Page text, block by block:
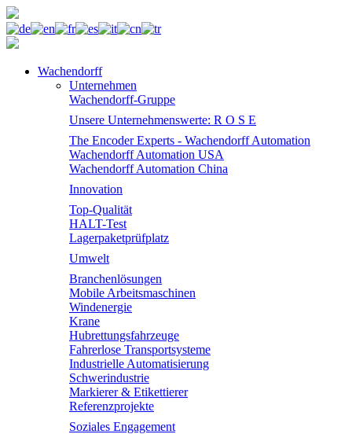
Wachendorff
Unternehmen
Wachendorff-Gruppe
Unsere Unternehmenswerte: R O S E
The Encoder Experts - Wachendorff Automation
Wachendorff Automation USA
Wachendorff Automation China
Innovation
Top-Qualität
HALT-Test
Lagerpaketprüfplatz
Umwelt
Branchenlösungen
Mobile Arbeitsmaschinen
Windenergie
Krane
Hubrettungsfahrzeuge
Fahrerlose Transportsysteme
Industrielle Automatisierung
Schwerindustrie
Markierer & Etikettierer
Referenzprojekte
Soziales Engagement